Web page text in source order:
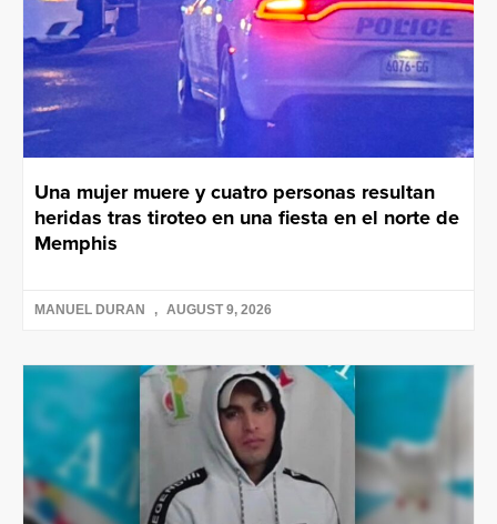
Una mujer muere y cuatro personas resultan
heridas tras tiroteo en una fiesta en el norte de
Memphis
MANUEL DURAN AUGUST 9, 2026